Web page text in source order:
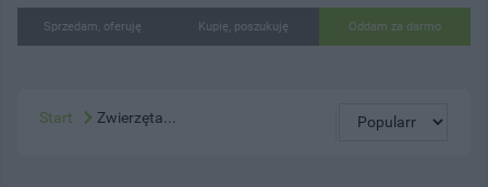
Sprzedam, oferuję Kupię, poszukuję Oddam za darmo
Start Zwierzęta...